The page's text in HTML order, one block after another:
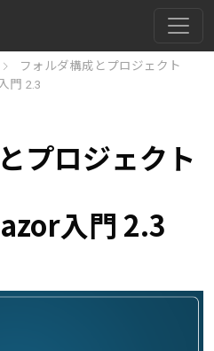
フォルダ構成とプロジェクト
門 2.3
プロジェクト
入門 2.3